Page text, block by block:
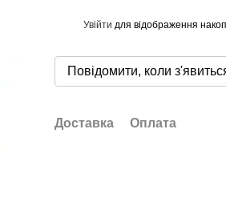
Увійти для відображення
Повідомити, коли
Доставка Оплата